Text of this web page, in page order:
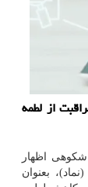
از لطمه
اظهار
بعنوان